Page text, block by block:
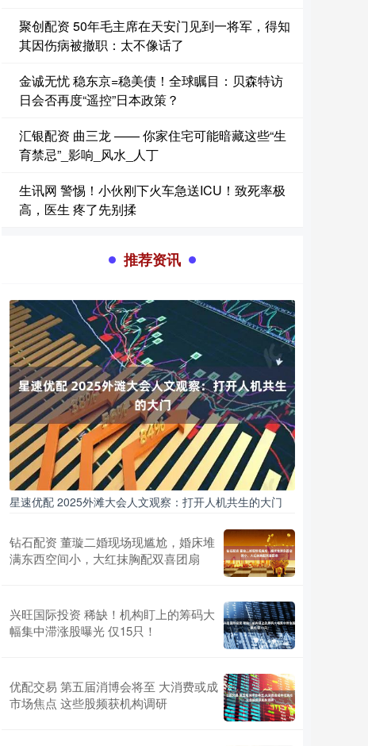
聚创配资 50年毛主席在天安门见到一将军，得知
其因伤病被撤职：太不像话了
金诚无忧 稳东京=稳美债！全球瞩目：贝森特访
日会否再度“遥控”日本政策？
汇银配资 曲三龙 —— 你家住宅可能暗藏这些“生
育禁忌”_影响_风水_人丁
生讯网 警惕！小伙刚下火车急送ICU！致死率极
高，医生 疼了先别揉
推荐资讯
星速优配 2025外滩大会人文观察：打开人机共生的大门
钻石配资 董璇二婚现场现尴尬，婚床堆
满东西空间小，大红抹胸配双喜团扇
兴旺国际投资 稀缺！机构盯上的筹码大
幅集中滞涨股曝光 仅15只！
优配交易 第五届消博会将至 大消费或成
市场焦点 这些股频获机构调研